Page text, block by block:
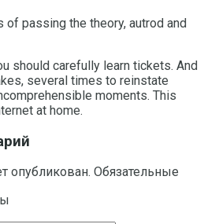
passing the theory, autrod and
should carefully learn tickets. And
several times to reinstate
moments. This
at home.
опубликован. Обязательные